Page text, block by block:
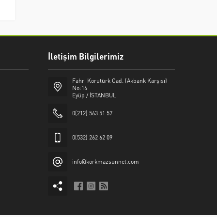
İletişim Bilgilerimiz
Fahri Korutürk Cad. (Akbank Karşısı)
No:16
Eyüp / İSTANBUL
0(212) 563 51 57
0(532) 262 62 09
info@korkmazsunnet.com